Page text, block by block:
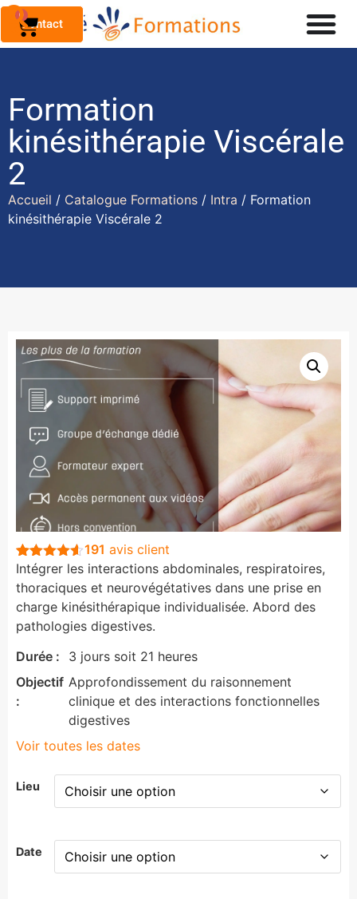
Contact
0
Formation
kinésithérapie Viscérale
2
Accueil / Catalogue Formations / Intra / Formation
kinésithérapie Viscérale 2
Noté4.5
sur 5
basé sur
191
notations
client
191 avis client
Intégrer les interactions abdominales, respiratoires,
thoraciques et neurovégétatives dans une prise en
charge kinésithérapique individualisée. Abord des
pathologies digestives.
Durée :
3 jours soit 21 heures
Objectif
:
Approfondissement du raisonnement
clinique et des interactions fonctionnelles
digestives
Voir toutes les dates
Lieu
Date